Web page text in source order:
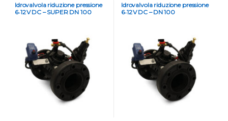
Idrovalvola riduzione pressione
6‑12 V DC – SUPER DN 100
Idrovalvola riduzione pressione
6‑12 V DC – DN 100